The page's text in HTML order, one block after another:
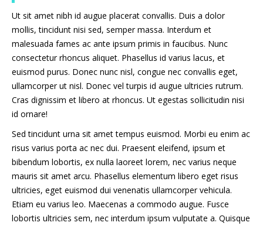
Ut sit amet nibh id augue placerat convallis. Duis a dolor
mollis, tincidunt nisi sed, semper massa. Interdum et
malesuada fames ac ante ipsum primis in faucibus. Nunc
consectetur rhoncus aliquet. Phasellus id varius lacus, et
euismod purus. Donec nunc nisl, congue nec convallis eget,
ullamcorper ut nisl. Donec vel turpis id augue ultricies rutrum.
Cras dignissim et libero at rhoncus. Ut egestas sollicitudin nisi
id ornare!
Sed tincidunt urna sit amet tempus euismod. Morbi eu enim ac
risus varius porta ac nec dui. Praesent eleifend, ipsum et
bibendum lobortis, ex nulla laoreet lorem, nec varius neque
mauris sit amet arcu. Phasellus elementum libero eget risus
ultricies, eget euismod dui venenatis ullamcorper vehicula.
Etiam eu varius leo. Maecenas a commodo augue. Fusce
lobortis ultricies sem, nec interdum ipsum vulputate a. Quisque